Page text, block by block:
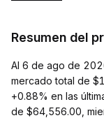
Resumen del
Al 6 de ago de
mercado total de
+0.88% en las
de $64,556.00,